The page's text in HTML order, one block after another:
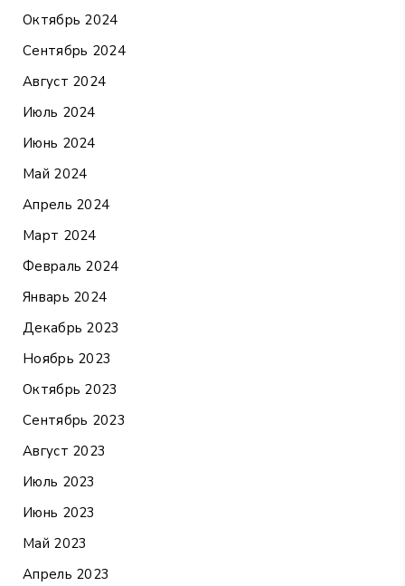
Октябрь 2024
Сентябрь 2024
Август 2024
Июль 2024
Июнь 2024
Май 2024
Апрель 2024
Март 2024
Февраль 2024
Январь 2024
Декабрь 2023
Ноябрь 2023
Октябрь 2023
Сентябрь 2023
Август 2023
Июль 2023
Июнь 2023
Май 2023
Апрель 2023